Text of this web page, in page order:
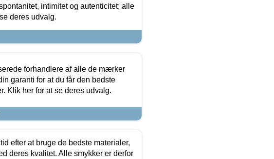
intimitet og autenticitet; alle
deres udvalg.
forhandlere af alle de mærker
garanti for at du får den bedste
Klik her for at se deres udvalg.
efter at bruge de bedste materialer,
deres kvalitet. Alle smykker er derfor